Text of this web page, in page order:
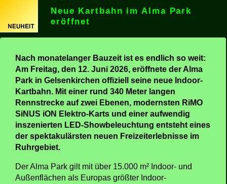
Neue Kartbahn im Alma Park
eröffnet
Nach monatelanger Bauzeit ist es endlich so weit:
Am Freitag, den 12. Juni 2026, eröffnete der Alma
Park in Gelsenkirchen offiziell seine neue Indoor-
Kartbahn. Mit einer rund 340 Meter langen
Rennstrecke auf zwei Ebenen, modernsten RiMO
SiNUS iON Elektro-Karts und einer aufwendig
inszenierten LED-Showbeleuchtung entsteht eines
der spektakulärsten neuen Freizeiterlebnisse im
Ruhrgebiet.
Der Alma Park gilt mit über 15.000 m² Indoor- und
Außenflächen als Europas größter Indoor-